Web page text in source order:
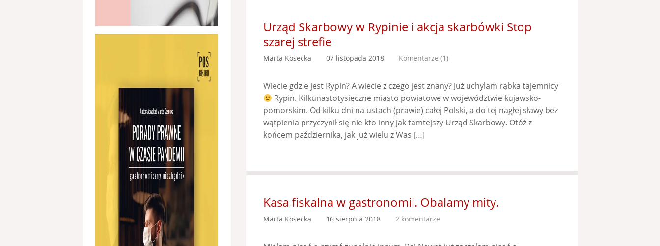
Urząd Skarbowy w Rypinie i akcja skarbówki Stop
szarej strefie
Marta Kosecka 07 listopada 2018 Komentarze (1)
Wiecie gdzie jest Rypin? A wiecie z czego jest znany? Już uchylam rąbka tajemnicy
Rypin. Kilkunastotysięczne miasto powiatowe w województwie kujawsko-
pomorskim. Od kilku dni na ustach (prawie) całej Polski, a do tej nagłej sławy bez
wątpienia przyczynił się nie kto inny jak tamtejszy Urząd Skarbowy. Otóż z
końcem października, jak już wielu z Was […]
Kasa fiskalna w gastronomii. Obalamy mity.
Marta Kosecka 16 sierpnia 2018 2 komentarze